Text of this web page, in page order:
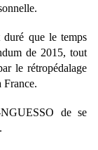
duré que le temps
de 2015, tout
le rétropédalage
France.
de se